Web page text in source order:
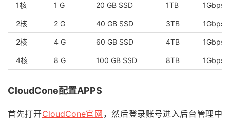
1核 1 G 20 GB SSD 1TB 1Gbps
2核 2 G 40 GB SSD 3TB 1Gbps
2核 4 G 60 GB SSD 4TB 1Gbps
4核 8 G 100 GB SSD 8TB 1Gbps
CloudCone配置APPS
首先打开CloudCone官网 ，然后登录账号进入后台管理中